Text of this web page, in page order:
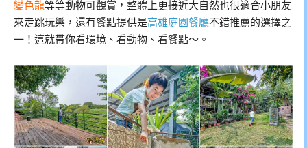
變色龍等等動物可觀賞，整體上更接近大自然也很適合小朋友
來走跳玩樂，還有餐點提供是高雄庭園餐廳不錯推薦的選擇之
一！這就帶你看環境、看動物、看餐點～。